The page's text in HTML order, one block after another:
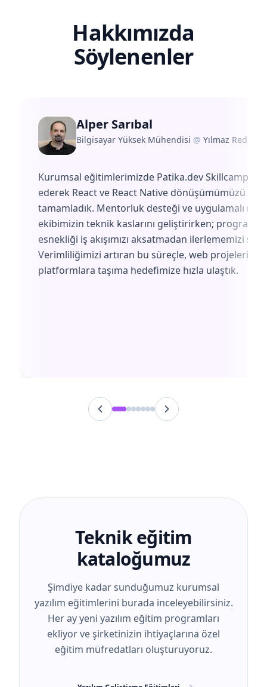
Hakkımızda
Söylenenler
Alper Sarıbal
Bilgisayar Yüksek Mühendisi @ Yılmaz
Kurumsal eğitimlerimizde Patika.dev Skillcamp'i
ederek React ve React Native dönüşümümüzü
tamamladık. Mentorluk desteği ve uygulamalı
ekibimizin teknik kaslarını geliştirirken; programın
esnekliği iş akışımızı aksatmadan ilerlememizi
Verimliliğimizi artıran bu süreçle, web
platformlara taşıma hedefimize hızla ulaştık.
Teknik eğitim
kataloğumuz
Şimdiye kadar sunduğumuz kurumsal
yazılım eğitimlerini burada inceleyebilirsiniz.
Her ay yeni yazılım eğitim programları
ekliyor ve şirketinizin ihtiyaçlarına özel
eğitim müfredatları oluşturuyoruz.